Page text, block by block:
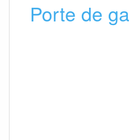
Porte de